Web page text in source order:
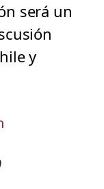
será un
y